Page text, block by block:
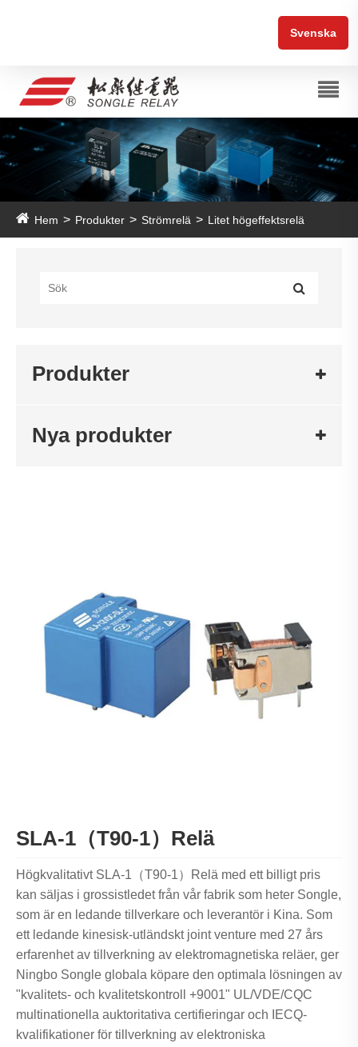
Svenska
Hem Produkter Strömrelä Litet högeffektsrelä
Produkter
Nya produkter
SLA-1（T90-1）Relä
Högkvalitativt SLA-1（T90-1）Relä med ett billigt pris
kan säljas i grossistledet från vår fabrik som heter Songle,
som är en ledande tillverkare och leverantör i Kina. Som
ett ledande kinesisk-utländskt joint venture med 27 års
erfarenhet av tillverkning av elektromagnetiska reläer, ger
Ningbo Songle globala köpare den optimala lösningen av
"kvalitets- och kvalitetskontroll +9001" UL/VDE/CQC
multinationella auktoritativa certifieringar och IECQ-
kvalifikationer för tillverkning av elektroniska